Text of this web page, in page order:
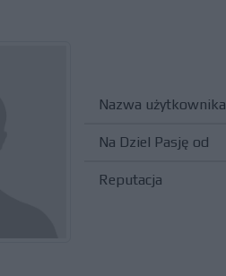
Nazwa użytkownika
Na Dziel Pasję od
Reputacja